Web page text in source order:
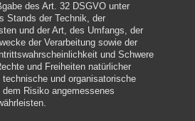
des Art. 32 DSGVO unter
Stands der Technik, der
und der Art, des Umfangs, der
der Verarbeitung sowie der
und Schwere
und Freiheiten natürlicher
technische und organisatorische
Risiko angemessenes